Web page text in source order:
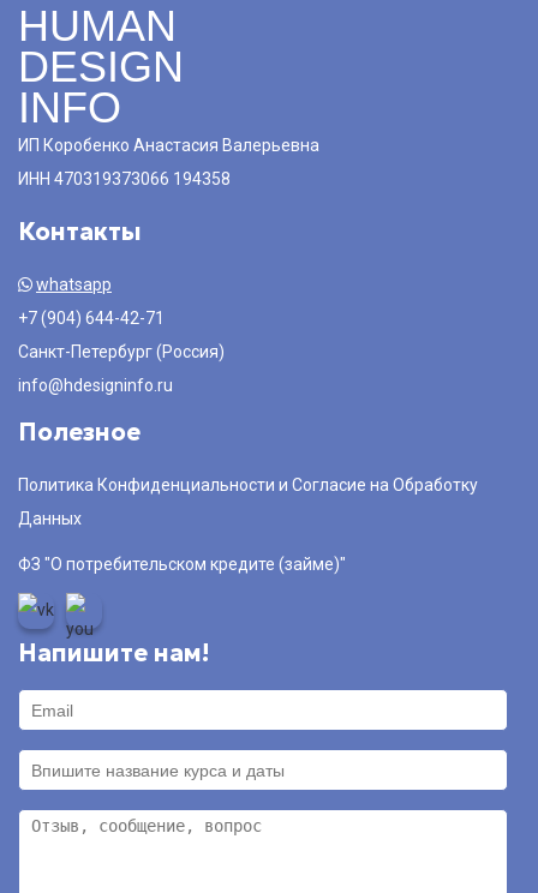
HUMAN
DESIGN
INFO
ИП Коробенко Анастасия Валерьевна
ИНН 470319373066 194358
Контакты
whatsapp
+7 (904) 644-42-71
Санкт-Петербург (Россия)
info@hdesigninfo.ru
Полезное
Политика Конфиденциальности и Согласие на Обработку
Данных
ФЗ "О потребительском кредите (займе)"
Напишите нам!